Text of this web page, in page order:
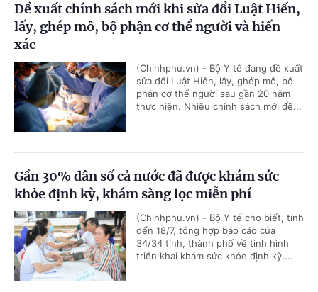
Đề xuất chính sách mới khi sửa đổi Luật Hiến,
lấy, ghép mô, bộ phận cơ thể người và hiến
xác
(Chinhphu.vn) - Bộ Y tế đang đề xuất
sửa đổi Luật Hiến, lấy, ghép mô, bộ
phận cơ thể người sau gần 20 năm
thực hiện. Nhiều chính sách mới đề...
Gần 30% dân số cả nước đã được khám sức
khỏe định kỳ, khám sàng lọc miễn phí
(Chinhphu.vn) - Bộ Y tế cho biết, tính
đến 18/7, tổng hợp báo cáo của
34/34 tỉnh, thành phố về tình hình
triển khai khám sức khỏe định kỳ,...